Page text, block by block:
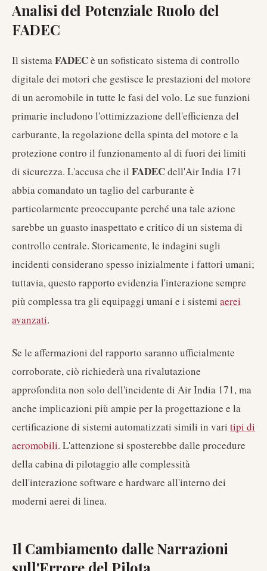
Analisi del Potenziale Ruolo del
FADEC
Il sistemaFADECè un sofisticato sistema di controllo
digitale dei motori che gestisce le prestazioni del motore
di un aeromobile in tutte le fasi del volo. Le sue funzioni
primarie includono l'ottimizzazione dell'efficienza del
carburante, la regolazione della spinta del motore e la
protezione contro il funzionamento al di fuori dei limiti
di sicurezza. L'accusa che il FADECdell'Air India 171
abbia comandato un taglio del carburante è
particolarmente preoccupante perché una tale azione
sarebbe un guasto inaspettato e critico di un sistema di
controllo centrale. Storicamente, le indagini sugli
incidenti considerano spesso inizialmente i fattori umani;
tuttavia, questo rapporto evidenzia l'interazione sempre
più complessa tra gli equipaggi umani e i sistemi aerei
avanzati.
Se le affermazioni del rapporto saranno ufficialmente
corroborate, ciò richiederà una rivalutazione
approfondita non solo dell'incidente di Air India 171, ma
anche implicazioni più ampie per la progettazione e la
certificazione di sistemi automatizzati simili in vari tipi di
aeromobili. L'attenzione si sposterebbe dalle procedure
della cabina di pilotaggio alle complessità
dell'interazione software e hardware all'interno dei
moderni aerei di linea.
Il Cambiamento dalle Narrazioni